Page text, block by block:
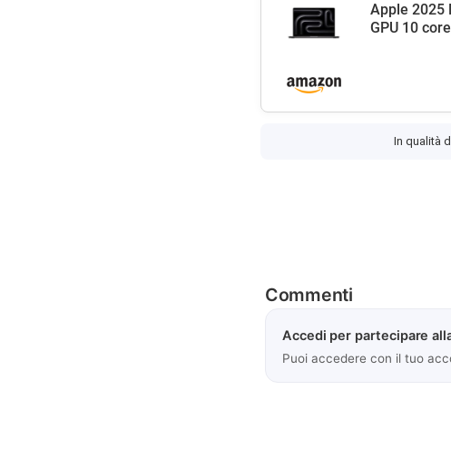
Apple 2025
GPU 10
In qualità
Commenti
Accedi per partecipare
Puoi accedere con il tuo